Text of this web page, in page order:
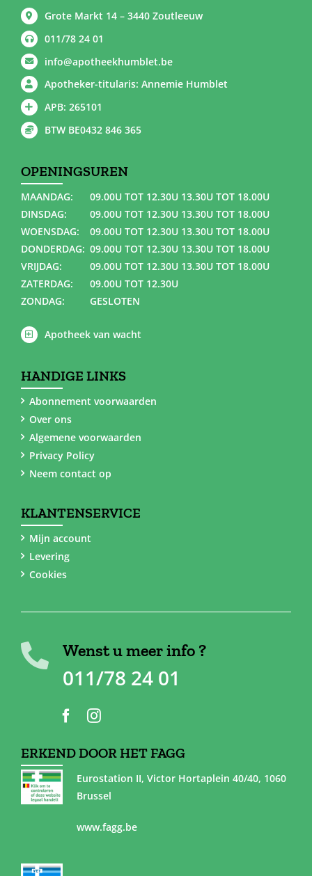
Grote Markt 14 – 3440 Zoutleeuw
011/78 24 01
info@apotheekhumblet.be
Apotheker-titularis: Annemie Humblet
APB: 265101
BTW BE0432 846 365
OPENINGSUREN
MAANDAG:
09.00U TOT 12.30U 13.30U TOT 18.00U
DINSDAG:
09.00U TOT 12.30U 13.30U TOT 18.00U
WOENSDAG:
09.00U TOT 12.30U 13.30U TOT 18.00U
DONDERDAG: 09.00U TOT 12.30U 13.30U TOT 18.00U
VRIJDAG:
09.00U TOT 12.30U 13.30U TOT 18.00U
ZATERDAG:
09.00U TOT 12.30U
ZONDAG:
GESLOTEN
Apotheek van wacht
HANDIGE LINKS
Abonnement voorwaarden
Over ons
Algemene voorwaarden
Privacy Policy
Neem contact op
KLANTENSERVICE
Mijn account
Levering
Cookies
Wenst u meer info ?
011/78 24 01
ERKEND DOOR HET FAGG
Eurostation II, Victor Hortaplein 40/40, 1060
Brussel
www.fagg.be